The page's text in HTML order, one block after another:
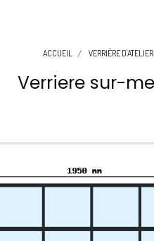
ACCUEIL VERRIÈRE D'ATELIER
Verriere sur-